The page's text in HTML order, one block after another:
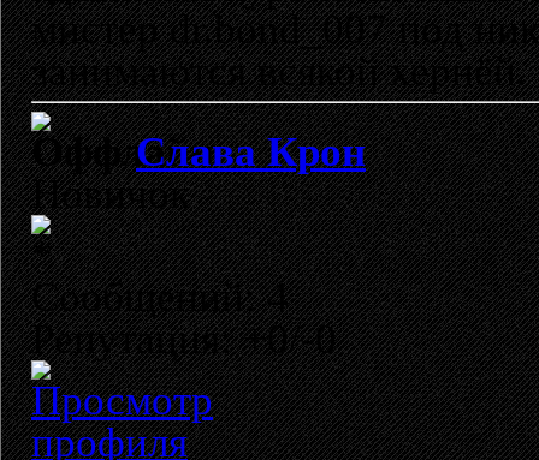
мистер dr.bond_007 под
занимаются всякой
Слава Крон
Новичок
Сообщений: 4
Репутация: +0/-0